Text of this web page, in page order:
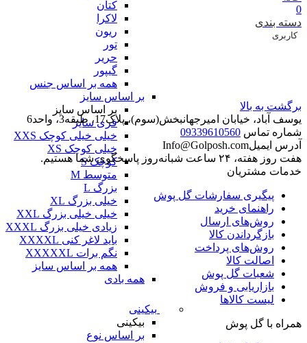
کتان
لاکرا
ریون
تور
حریر
گیپور
همه بر اساس جنس
بر اساس سایز
بر اساس سایز
فری سایز
خیلی خیلی کوچک XXS
خیلی کوچک XS
کوچک S
متوسط M
بزرگ L
خیلی بزرگ XL
خیلی خیلی بزرگ XXL
زیادی خیلی بزرگ XXXL
باید لاغر کنی XXXXL
نگم برات XXXXXL
همه بر اساس سایز
همه بادی
بیکینی
بیکینی
بر اساس نوع
0
دسته بندی
کاربری
برگشت به بالا
یوسف آباد، خیابان امیرجهانبخش(سوم)، پلاک17، طبقه3، واحد6
شماره تماس 09339610560
آدرس ایمیلInfo@Golposh.com
هفت روز هفته، ۲۴ ساعت شبانه‌روز پاسخگوی شما هستیم.
خدمات مشتریان
پیگیری سفارشات گل پوش
راهنمای خرید
روش‌های ارسال
بازگرداندن کالا
روش‌های پرداخت
اصالت کالا
شعبات گل پوش
بازاریابی و فروش
لیست کالاها
همراه با گل پوش